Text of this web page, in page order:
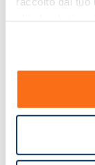
antistaminici
?Persone